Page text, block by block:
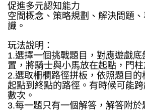
促進多元認知能力
空間概念、策略規劃、解決問題
識。
玩法說明：
1.選擇一個挑戰題目，對應遊戲
置，將騎士與小馬放在起點，門柱
2.選取柵欄路徑拼板，依照題目的
起點到終點的路徑。有時候可能
數次。
3.每一題只有一個解答，解答附於